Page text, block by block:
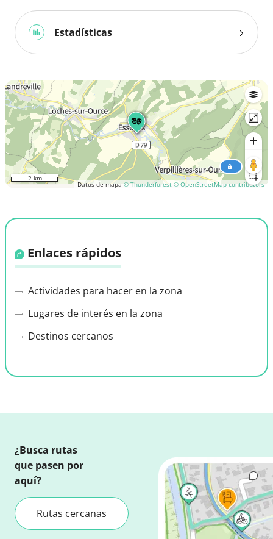
Estadísticas
Datos de mapa © Thunderforest © OpenStreetMap contributors
2 km
Enlaces rápidos
Actividades para hacer en la zona
Lugares de interés en la zona
Destinos cercanos
¿Busca rutas
que pasen por
aquí?
Rutas cercanas